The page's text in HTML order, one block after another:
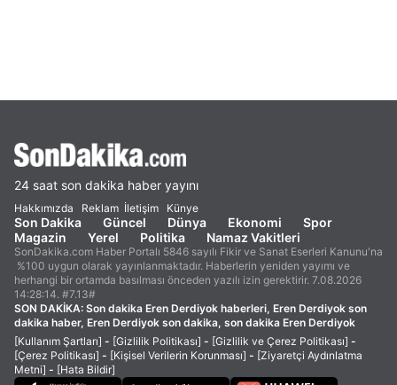
24 saat son dakika haber yayını
Hakkımızda Reklam İletişim Künye
Son Dakika Güncel Dünya Ekonomi
Spor
Magazin
Yerel Politika Namaz Vakitleri
SonDakika.com Haber Portalı 5846 sayılı Fikir ve Sanat Eserleri Kanunu'na
%100 uygun olarak yayınlanmaktadır. Haberlerin yeniden yayımı ve
herhangi bir ortamda basılması önceden yazılı izin gerektirir. 7.08.2026
14:28:14. #7.13#
SON DAKİKA: Son dakika Eren Derdiyok haberleri, Eren Derdiyok son
dakika haber, Eren Derdiyok son dakika, son dakika Eren Derdiyok
[Kullanım Şartları] - [Gizlilik Politikası] - [Gizlilik ve Çerez Politikası] -
[Çerez Politikası] - [Kişisel Verilerin Korunması] - [Ziyaretçi Aydınlatma
Metni] - [Hata Bildir]